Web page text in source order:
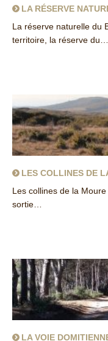
LA RÉSERVE
La réserve naturelle du
territoire, la réserve du…
LES COLLINES DE
Les collines de la
sortie…
LA VOIE